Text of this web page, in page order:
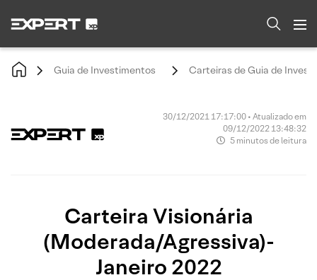
Guia de Investimentos Carteiras de Guia de
30/12/2021 17:17:00 • Atualizado em
09/12/2022 13:48:32
5 minutos de leitura
Carteira Visionária
(Moderada/Agressiva)-
Janeiro 2022